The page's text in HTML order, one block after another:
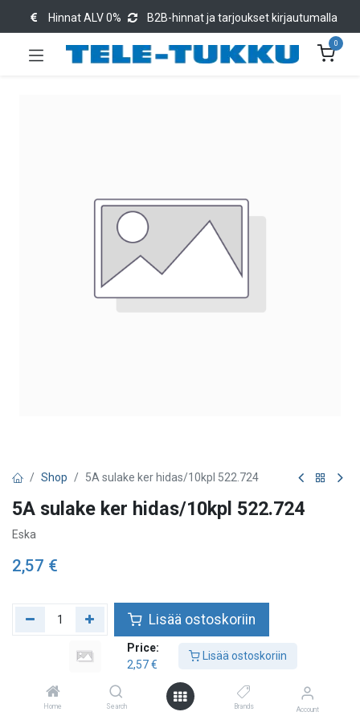
Price:
2,57€
Lisää ostoskoriin
Home Search Brands Account
Hinnat ALV 0% B2B-hinnat ja tarjoukset kirjautumalla
0
Shop 5A sulake ker hidas/10kpl 522.724
5A sulake ker hidas/10kpl 522.724
Eska
2,57 €
Lisää ostoskoriin
Lisää toivelistalle